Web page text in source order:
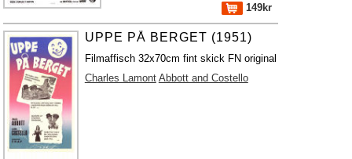
149kr
UPPE PÅ BERGET (1951)
Filmaffisch 32x70cm fint skick FN original
Charles Lamont Abbott and Costello